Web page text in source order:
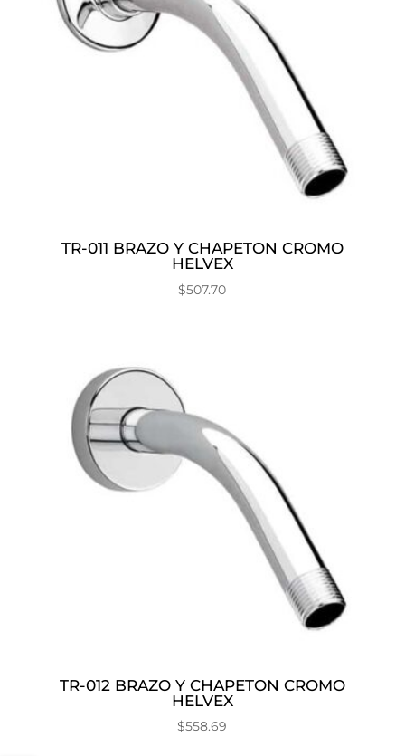
TR-011 BRAZO Y CHAPETON CROMO
HELVEX
$507.70
TR-012 BRAZO Y CHAPETON CROMO
HELVEX
$558.69